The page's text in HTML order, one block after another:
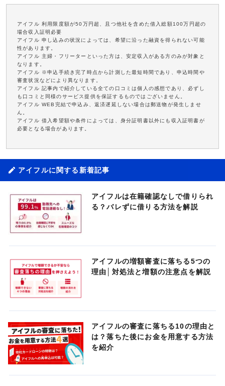
アイフル 利用限度額が50万円超、且つ他社を含めた借入総額100万円超の
場合収入証明必要
アイフル 申し込みの状況によっては、希望に沿った融資を得られない可能
性があります。
アイフル 主婦・フリーターといった方は、安定収入がある方のみが対象と
なります。
アイフル ※申込手続き完了時点から計測した最短時間であり、申込時間や
審査状況などにより異なります。
アイフル 記事内で紹介している全ての口コミは個人の感想であり、必ずし
も口コミと同様のサービス提供を保証するものではございません。
アイフル WEB完結で申込み、返済遅延しない場合は郵送物が発生しませ
ん。
アイフル 借入希望額や条件によっては、身分証明書以外にも収入証明書が
必要となる場合があります。
アイフルに関する新着記事
アイフルは在籍確認なしで借りられ
る？バレずに借りる方法を解説
アイフルの増額審査に落ちる5つの
理由│対処法と増額の注意点を解説
アイフルの審査に落ちる10の理由と
は？落ちた後にお金を用意する方法
を紹介